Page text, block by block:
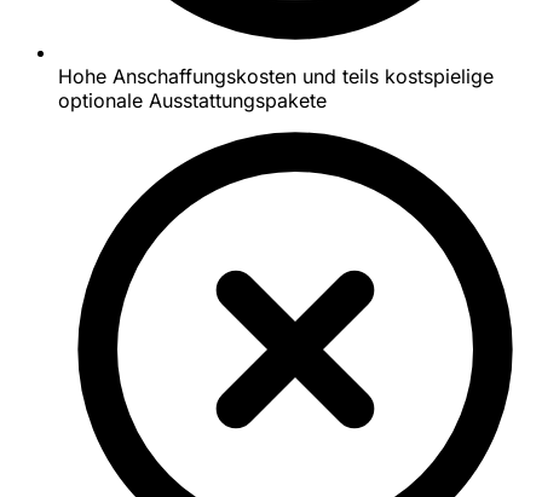
Hohe Anschaffungskosten und teils kostspielige
optionale Ausstattungspakete